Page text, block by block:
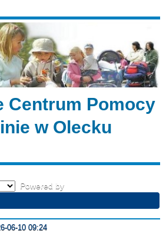
Centrum Pomocy
w Olecku
Powered by
06-10 09:24